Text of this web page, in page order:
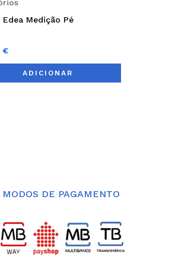
Edea Medição Pé
€
ADICIONAR
MODOS DE PAGAMENTO